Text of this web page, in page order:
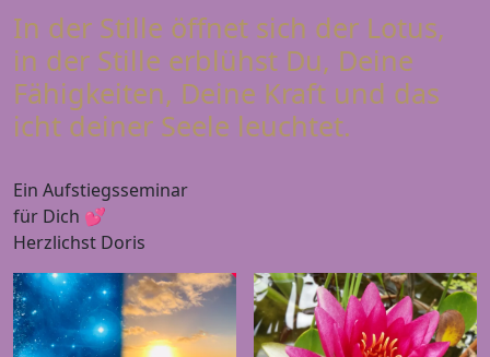
In der Stille öffnet sich der Lotus,
in der Stille erblühst Du, Deine
Fähigkeiten, Deine Kraft und das
icht deiner Seele leuchtet.
Ein Aufstiegsseminar
für Dich 💕
Herzlichst Doris